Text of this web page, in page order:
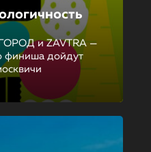
и ZAVTRA —
финиша дойдут